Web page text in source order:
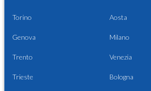
Torino Aosta
Genova Milano
Trento Venezia
Trieste Bologna